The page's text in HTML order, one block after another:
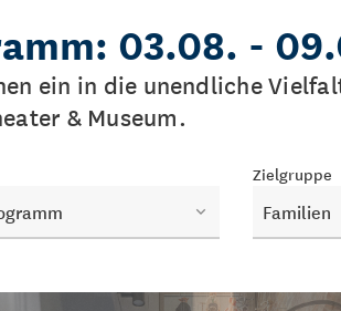
03.08. -
ein in die unendliche
& Museum.
Zielgruppe
Familien